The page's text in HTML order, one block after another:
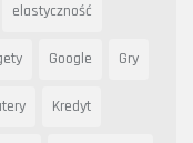
elastyczność
Google Gry
Kredyt